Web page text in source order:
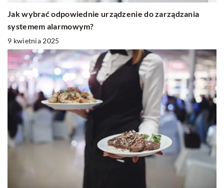
Jak wybrać odpowiednie urządzenie do zarządzania
systemem alarmowym?
9 kwietnia 2025